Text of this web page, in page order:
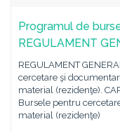
Programul de
REGULAMENT
REGULAMENT
cercetare şi
material (rezidenţe).
Bursele pentru
material (rezidenţe)